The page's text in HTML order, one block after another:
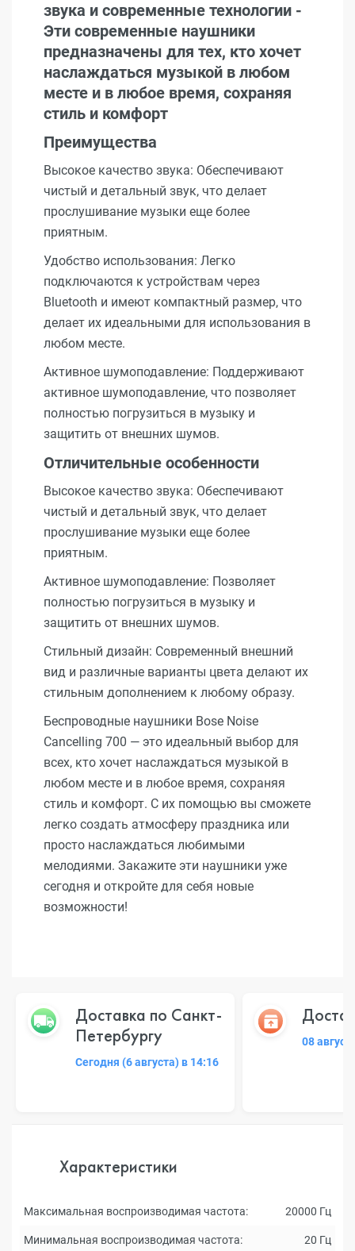
звука и современные технологии -
Эти современные наушники
предназначены для тех, кто хочет
наслаждаться музыкой в любом
месте и в любое время, сохраняя
стиль и комфорт
Преимущества
Высокое качество звука: Обеспечивают
чистый и детальный звук, что делает
прослушивание музыки еще более
приятным.
Удобство использования: Легко
подключаются к устройствам через
Bluetooth и имеют компактный размер, что
делает их идеальными для использования в
любом месте.
Активное шумоподавление: Поддерживают
активное шумоподавление, что позволяет
полностью погрузиться в музыку и
защитить от внешних шумов.
Отличительные особенности
Высокое качество звука: Обеспечивают
чистый и детальный звук, что делает
прослушивание музыки еще более
приятным.
Активное шумоподавление: Позволяет
полностью погрузиться в музыку и
защитить от внешних шумов.
Стильный дизайн: Современный внешний
вид и различные варианты цвета делают их
стильным дополнением к любому образу.
Беспроводные наушники Bose Noise
Cancelling 700 — это идеальный выбор для
всех, кто хочет наслаждаться музыкой в
любом месте и в любое время, сохраняя
стиль и комфорт. С их помощью вы сможете
легко создать атмосферу праздника или
просто наслаждаться любимыми
мелодиями. Закажите эти наушники уже
сегодня и откройте для себя новые
возможности!
Доставка по Санкт-
Петербургу
Сегодня (6 августа) в 14:16
08
Характеристики
Максимальная воспроизводимая частота: 20000 Гц
Минимальная воспроизводимая частота: 20 Гц